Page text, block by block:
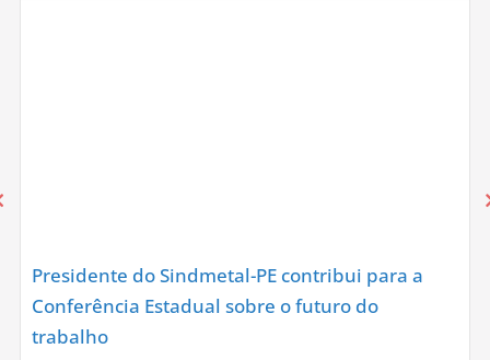
Presidente do Sindmetal-PE contribui para a
Conferência Estadual sobre o futuro do
trabalho